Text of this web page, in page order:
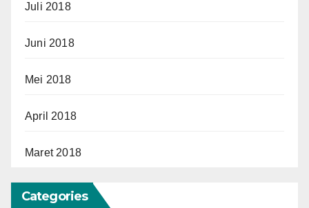
Juli 2018
Juni 2018
Mei 2018
April 2018
Maret 2018
Categories